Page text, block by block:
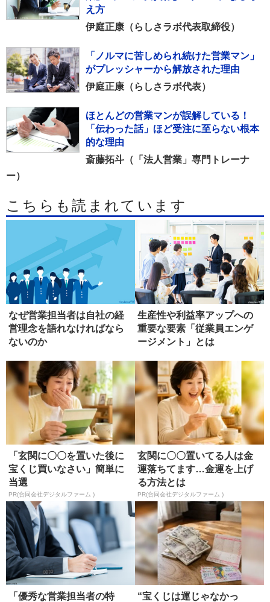
え方
伊庭正康（らしさラボ代表取締役）
「ノルマに苦しめられ続けた営業マン」
がプレッシャーから解放された理由
伊庭正康（らしさラボ代表）
ほとんどの営業マンが誤解している！
「伝わった話」ほど受注に至らない根本
的な理由
斎藤拓斗（「法人営業」専門トレーナ
ー）
こちらも読まれています
なぜ営業担当者は自社の経
営理念を語れなければなら
ないのか
生産性や利益率アップへの
重要な要素「従業員エンゲ
ージメント」とは
「玄関に〇〇を置いた後に
宝くじ買いなさい」簡単に
当選
PR(合同会社デジタルファーム )
玄関に〇〇置いてる人は金
運落ちてます…金運を上げ
る方法とは
PR(合同会社デジタルファーム )
「優秀な営業担当者の特
“宝くじは運じゃなかっ